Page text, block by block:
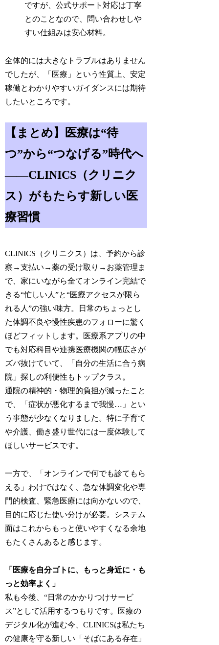
ですが、公式サポート対応は丁寧
とのことなので、問い合わせしや
すい仕組みは安心材料。
全体的には大きなトラブルはありません
でしたが、「医療」という性質上、安定
稼働とわかりやすいガイダンスには期待
したいところです。
【まとめ】医療は“待
つ”から“つなげる”時代へ
――CLINICS（クリニク
ス）がもたらす新しい医
療習慣
CLINICS（クリニクス）は、予約から診
察→支払い→薬の受け取り→お薬管理ま
で、家にいながら全てオンライン完結で
きる“忙しい人”と“医療アクセスが限ら
れる人”の強い味方。日常のちょっとし
た体調不良や慢性疾患のフォローに驚く
ほどフィットします。医療系アプリの中
でも対応科目や連携医療機関の幅広さが
ズバ抜けていて、「自分の生活に合う病
院」探しの利便性もトップクラス。
通院の精神的・物理的負担が減ったこと
で、「症状が悪化するまで我慢…」とい
う事態が少なくなりました。特に子育て
や介護、働き盛り世代には一度体験して
ほしいサービスです。
一方で、「オンラインで何でも診てもら
える」わけではなく、急な体調変化や専
門的検査、緊急医療には向かないので、
目的に応じた使い分けが必要。システム
面はこれからもっと使いやすくなる余地
もたくさんあると感じます。
「医療を自分ゴトに、もっと身近に・も
っと効率よく」
私も今後、“日常のかかりつけサービ
ス”として活用するつもりです。医療の
デジタル化が進む今、CLINICSは私たち
の健康を守る新しい「そばにある存在」